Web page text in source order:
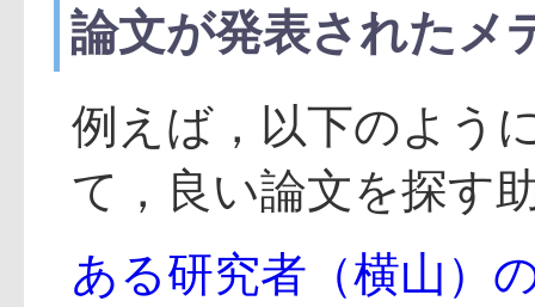
論文が発表されたメ
例えば，以下のよう
て，良い論文を探す
ある研究者（横山）